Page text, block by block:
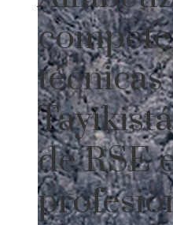
técnicas
de RSE